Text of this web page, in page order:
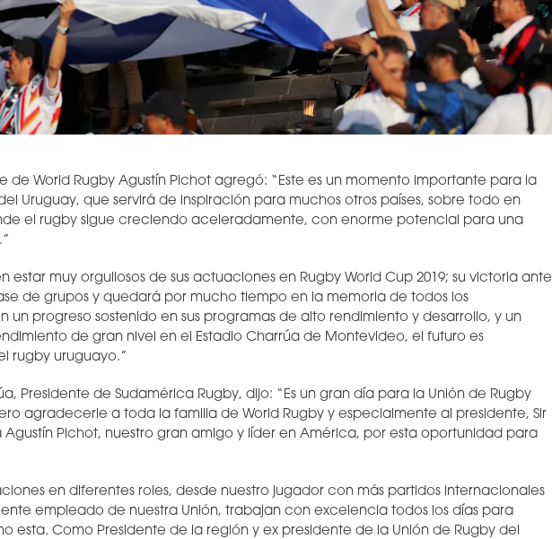
de World Rugby Agustín Pichot agregó: “Este es un momento importante para la
Uruguay, que servirá de inspiración para muchos otros países, sobre todo en
el rugby sigue creciendo aceleradamente, con enorme potencial para una
estar muy orgullosos de sus actuaciones en Rugby World Cup 2019; su victoria ante
de grupos y quedará por mucho tiempo en la memoria de todos los
un progreso sostenido en sus programas de alto rendimiento y desarrollo, y un
de gran nivel en el Estadio Charrúa de Montevideo, el futuro es
rugby uruguayo.”
Presidente de Sudamérica Rugby, dijo: “Es un gran día para la Unión de Rugby
agradecerle a toda la familia de World Rugby y especialmente al presidente, Sir
Agustín Pichot, nuestro gran amigo y líder en América, por esta oportunidad para
en diferentes roles, desde nuestro jugador con más partidos internacionales
empleado de nuestra Unión, trabajan con excelencia todos los días para
esta. Como Presidente de la región y ex presidente de la Unión de Rugby del